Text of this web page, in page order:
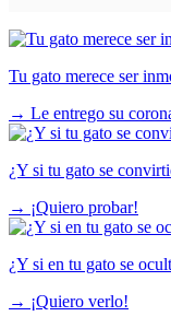
Tu gato merece ser
→ Le entrego su
¿Y si tu gato se
→ ¡Quiero probar!
¿Y si en tu gato se
→ ¡Quiero verlo!